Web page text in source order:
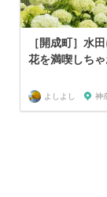
［開成町］水
花を満喫しち
よしよし 神